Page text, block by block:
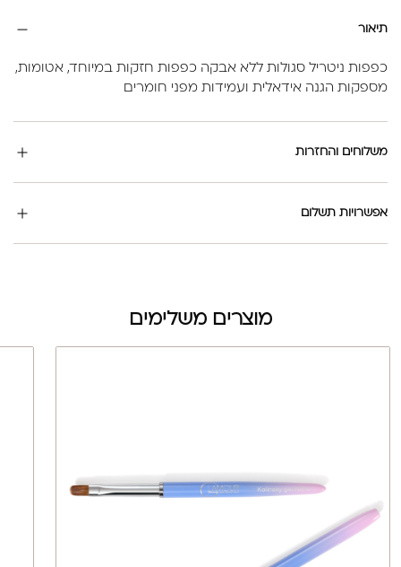
תיאור
כפפות ניטריל סגולות ללא אבקה כפפות חזקות במיוחד, אטומות,
מספקות הגנה אידאלית ועמידות מפני חומרים
משלוחים והחזרות
אפשרויות תשלום
מוצרים משלימים